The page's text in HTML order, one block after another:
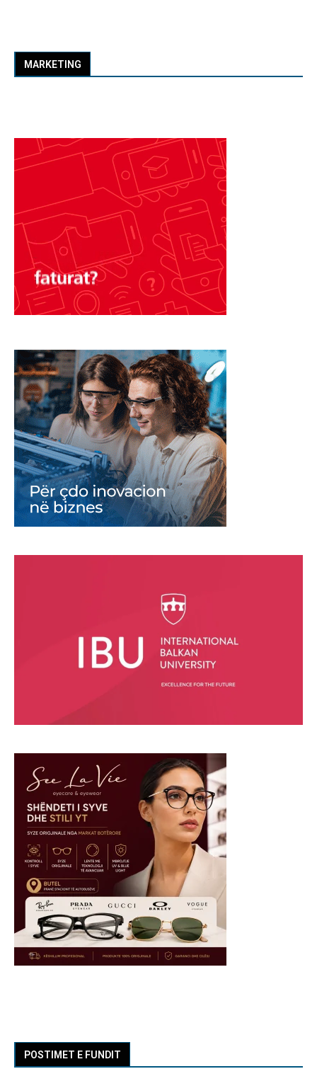
MARKETING
POSTIMET E FUNDIT